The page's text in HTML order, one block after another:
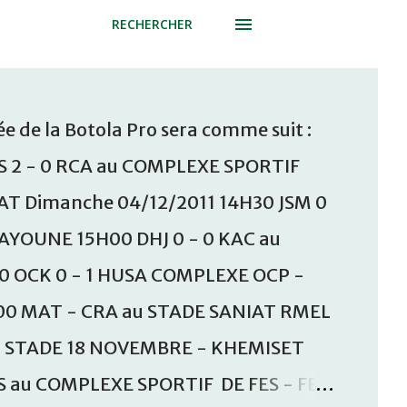
RECHERCHER
de la Botola Pro sera comme suit :
- 0 RCA au COMPLEXE SPORTIF
Dimanche 04/12/2011 14H30 JSM 0
15H00 DHJ 0 - 0 KAC au
OCK 0 - 1 HUSA COMPLEXE OCP -
MAT - CRA au STADE SANIAT RMEL
18 NOVEMBRE - KHEMISET
COMPLEXE SPORTIF DE FES - FES